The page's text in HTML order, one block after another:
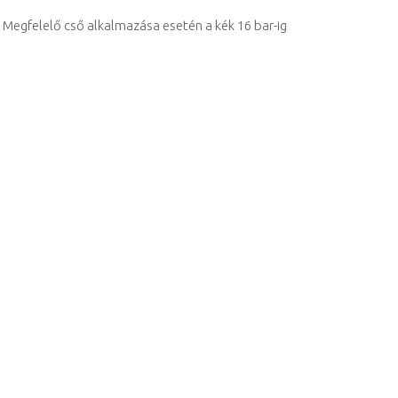
cső alkalmazása esetén a kék 16 bar-ig